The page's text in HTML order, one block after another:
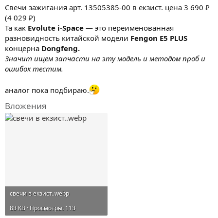
Свечи зажигания арт. 13505385-00 в екзист. цена 3 690 ₽
(4 029 ₽)
Та как Evolute i-Space — это переименованная
разновидность китайской модели Fengon E5 PLUS
концерна Dongfeng.
Значит ищем запчасти на эту модель и методом проб и
ошибок тестим.
аналог пока подбираю.
Вложения
свечи в екзист..webp
83 KB · Просмотры: 113